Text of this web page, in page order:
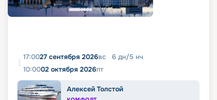
17:0027 сентября 2026вс 6 дн/5 нч
10:0002 октября 2026пт
Алексей Толстой